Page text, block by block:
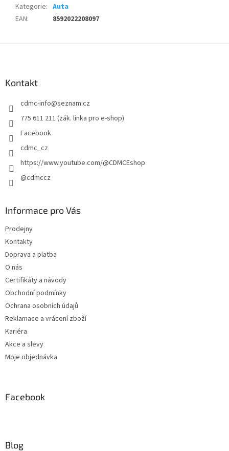
Kategorie: Auta
EAN: 8592022208097
Kontakt
cdmc-info@seznam.cz
775 611 211 (zák. linka pro e-shop)
Facebook
cdmc_cz
https://www.youtube.com/@CDMCEshop
@cdmccz
Informace pro Vás
Prodejny
Kontakty
Doprava a platba
O nás
Certifikáty a návody
Obchodní podmínky
Ochrana osobních údajů
Reklamace a vrácení zboží
Kariéra
Akce a slevy
Moje objednávka
Facebook
Blog